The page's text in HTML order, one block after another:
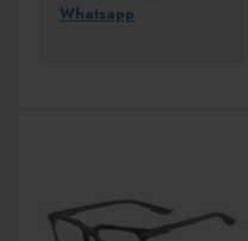
Whatsapp